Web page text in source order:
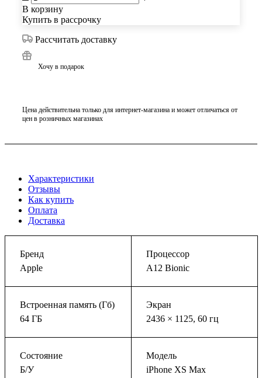
В корзину
Купить в рассрочку
Рассчитать доставку
Хочу в подарок
Цена действительна только для интернет-магазина и может отличаться от
цен в розничных магазинах
Характеристики
Отзывы
Как купить
Оплата
Доставка
Бренд
Apple
Процессор
A12 Bionic
Встроенная память (Гб)
64 ГБ
Экран
2436 × 1125, 60 гц
Состояние
Б/У
Модель
iPhone XS Max